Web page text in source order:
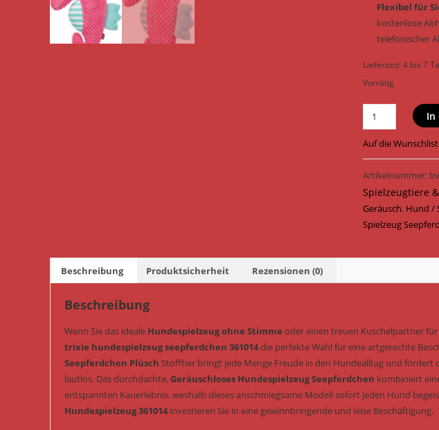
Flexibel für
kostenlose
telefonischer
Lieferzeit:4 bis 7
Vorrätig
Trixie
Hundespielzeug
Seepferdchen
Plüsch
&
geräuschlos
28
cm
Menge
In
Auf die
Artikelnummer:
Spielzeugtiere
Geräusch, Hund /
Spielzeug
Beschreibung Produktsicherheit Rezensionen (0)
Beschreibung
Wenn Sie das ideale Hundespielzeug ohne Stimme oder einen treuen Kuschelpartner
trixie hundespielzeug seepferdchen 361014die perfekte Wahl für eine artgerechte
Seepferdchen Plüsch Stofftier bringt jede Menge Freude in den Hundealltag und fördert
lautlos. Das durchdachte,Geräuschloses Hundespielzeug Seepferdchen kombiniert
entspannten Kauerlebnis, weshalb dieses anschmiegsame Modell sofort jeden Hund
Hundespielzeug 361014investieren Sie in eine gewinnbringende und leise Beschäftigung.